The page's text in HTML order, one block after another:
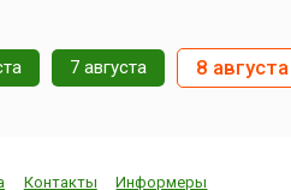
7 августа 8 августа
Контакты Информеры